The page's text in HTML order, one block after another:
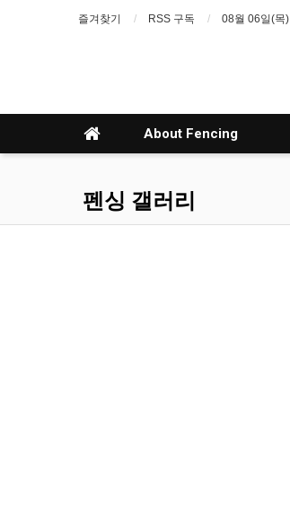
즐겨찾기 RSS 구독 08월 06일(목)
About Fencing
펜싱 갤러리